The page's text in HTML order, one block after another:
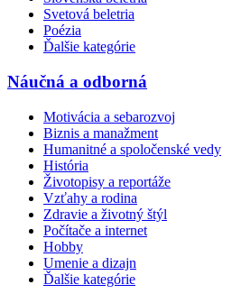
Svetová beletria
Poézia
Ďalšie kategórie
Náučná a odborná
Motivácia a sebarozvoj
Biznis a manažment
Humanitné a spoločenské vedy
História
Životopisy a reportáže
Vzťahy a rodina
Zdravie a životný štýl
Počítače a internet
Hobby
Umenie a dizajn
Ďalšie kategórie